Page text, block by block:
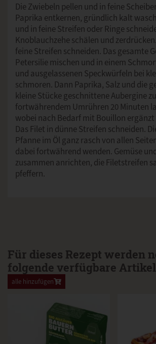
Die Zwiebeln pellen und in feine
Paprika entkernen, gründlich kalt
und in feine Streifen oder Ringe
Knoblauchzehe schälen und
feine Streifen schneiden. Das gesamte
Petersilie mischen und in einem
und ausgelassenen Speckwürfeln bei
schmoren. Dann Paprika, Salz und die
kleine Stücke geschnittene Aubergine
fortwährendem Umrühren 20 Minuten
wobei nach Bedarf mit Bouillon
Das Filet in dünne Streifen schneiden.
Pfanne im Öl ganz rasch von allen
dabei fortwährend wenden. Gemüse
zusammen anrichten, die Filetstreifen
pfeffern.
Für dieses Rezept werden
folgende verfügbare
alle hinzufügen